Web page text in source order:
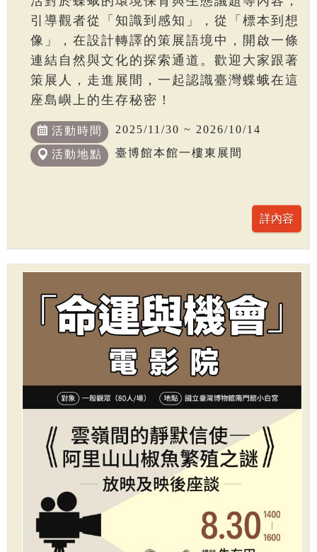
引導觀者從「知識到感知」，從「標本到想
像」，在設計轉譯的策展語境中，開啟一條
連結自然與文化的探索通道。歡迎大家跟著
策展人，走進展間，一起認識臺灣蝶蛾在這
座島嶼上的生存秘密！
活動時間 2025/11/30 ~ 2026/10/14
活動地點 臺博館本館一樓東展間